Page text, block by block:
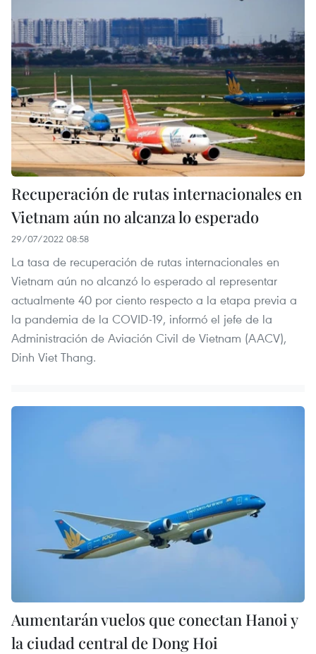
Recuperación de rutas internacionales en
Vietnam aún no alcanza lo esperado
29/07/2022 08:58
La tasa de recuperación de rutas internacionales en
Vietnam aún no alcanzó lo esperado al representar
actualmente 40 por ciento respecto a la etapa previa a
la pandemia de la COVID-19, informó el jefe de la
Administración de Aviación Civil de Vietnam (AACV),
Dinh Viet Thang.
Aumentarán vuelos que conectan Hanoi y
la ciudad central de Dong Hoi